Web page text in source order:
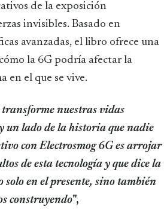
de la exposición
invisibles. Basado en
avanzadas, el libro ofrece una
la 6G podría afectar la
en el que se vive.
nuestras vidas
un lado de la historia que nadie
con Electrosmog 6G es arrojar
de esta tecnología y que dice la
en el presente, sino también
construyendo",